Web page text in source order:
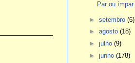
Par ou ímpar
►setembro(6)
►agosto(18)
►julho(9)
►junho(178)